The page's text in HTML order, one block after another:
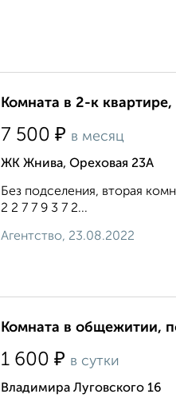
Комната в 2-к
7 500 ₽ в месяц
ЖК Жнива, Ореховая 23А
Без подселения, вторая
2 2 7 7 9 3 7 2...
Агентство, 23.08.2022
Комната в общежитии,
1 600 ₽ в сутки
Владимира Луговского 16